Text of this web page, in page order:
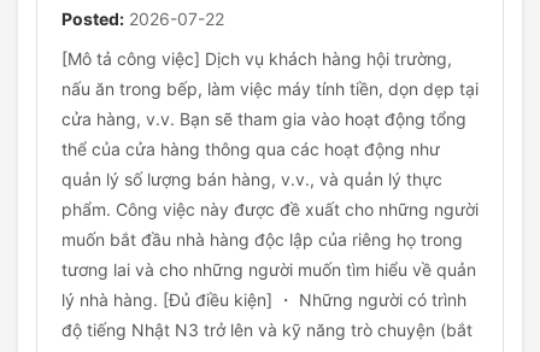
Posted: 2026-07-22
[Mô tả công việc] Dịch vụ khách hàng hội trường,
nấu ăn trong bếp, làm việc máy tính tiền, dọn dẹp tại
cửa hàng, v.v. Bạn sẽ tham gia vào hoạt động tổng
thể của cửa hàng thông qua các hoạt động như
quản lý số lượng bán hàng, v.v., và quản lý thực
phẩm. Công việc này được đề xuất cho những người
muốn bắt đầu nhà hàng độc lập của riêng họ trong
tương lai và cho những người muốn tìm hiểu về quản
lý nhà hàng. [Đủ điều kiện] ・ Những người có trình
độ tiếng Nhật N3 trở lên và kỹ năng trò chuyện (bắt